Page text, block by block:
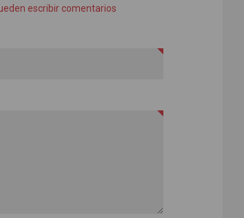
escribir comentarios